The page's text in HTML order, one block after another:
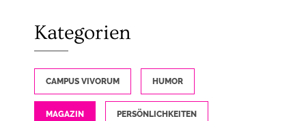
Kategorien
CAMPUS VIVORUM HUMOR
MAGAZIN PERSÖNLICHKEITEN